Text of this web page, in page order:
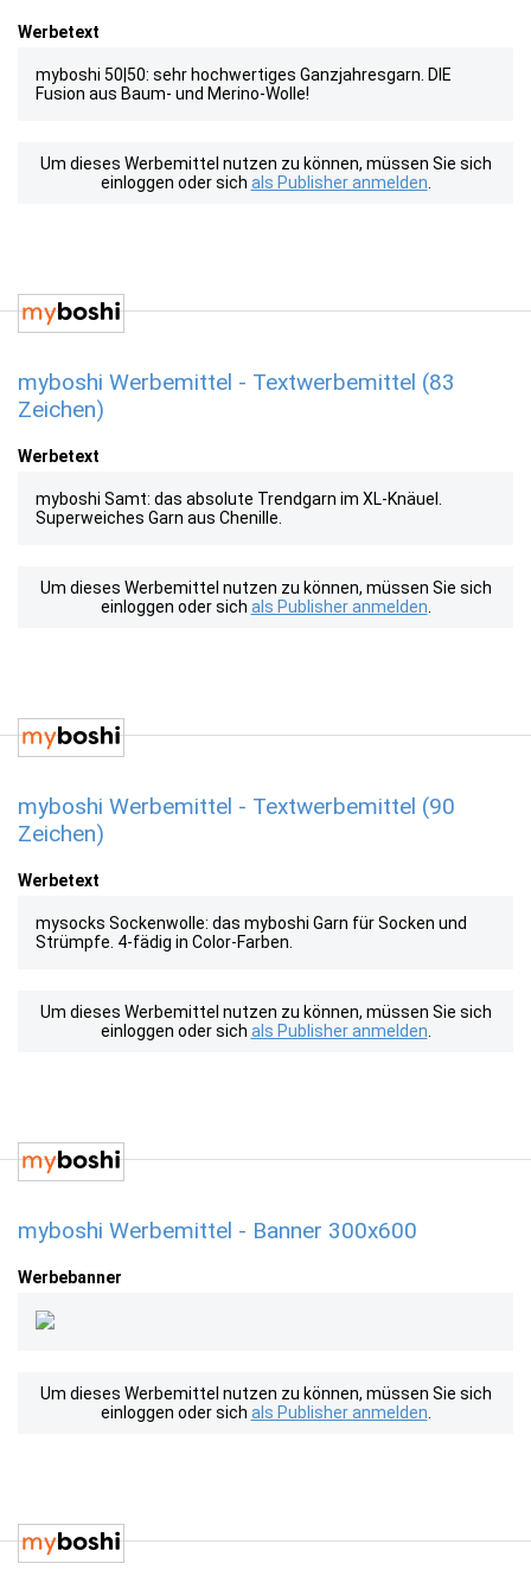
Werbetext
myboshi 50|50: sehr hochwertiges Ganzjahresgarn. DIE
Fusion aus Baum- und Merino-Wolle!
Um dieses Werbemittel nutzen zu können, müssen Sie sich
einloggen oder sich als Publisher anmelden
myboshi Werbemittel - Textwerbemittel (83
Zeichen)
Werbetext
myboshi Samt: das absolute Trendgarn im XL-Knäuel.
Superweiches Garn aus Chenille.
Um dieses Werbemittel nutzen zu können, müssen Sie sich
einloggen oder sich als Publisher anmelden
myboshi Werbemittel - Textwerbemittel (90
Zeichen)
Werbetext
mysocks Sockenwolle: das myboshi Garn für Socken und
Strümpfe. 4-fädig in Color-Farben.
Um dieses Werbemittel nutzen zu können, müssen Sie sich
einloggen oder sich als Publisher anmelden
myboshi Werbemittel - Banner 300x600
Werbebanner
Um dieses Werbemittel nutzen zu können, müssen Sie sich
einloggen oder sich als Publisher anmelden